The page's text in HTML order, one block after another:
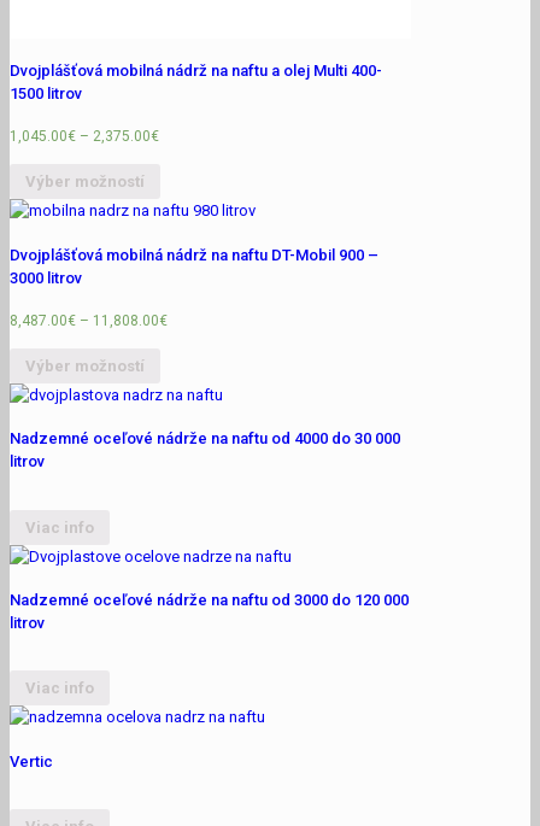
Dvojplášťová mobilná nádrž na naftu a olej Multi 400-
1500 litrov
1,045.00€ – 2,375.00€
Výber možností
Dvojplášťová mobilná nádrž na naftu DT-Mobil 900 –
3000 litrov
8,487.00€ – 11,808.00€
Výber možností
Nadzemné oceľové nádrže na naftu od 4000 do 30 000
litrov
Viac info
Nadzemné oceľové nádrže na naftu od 3000 do 120 000
litrov
Viac info
Vertic